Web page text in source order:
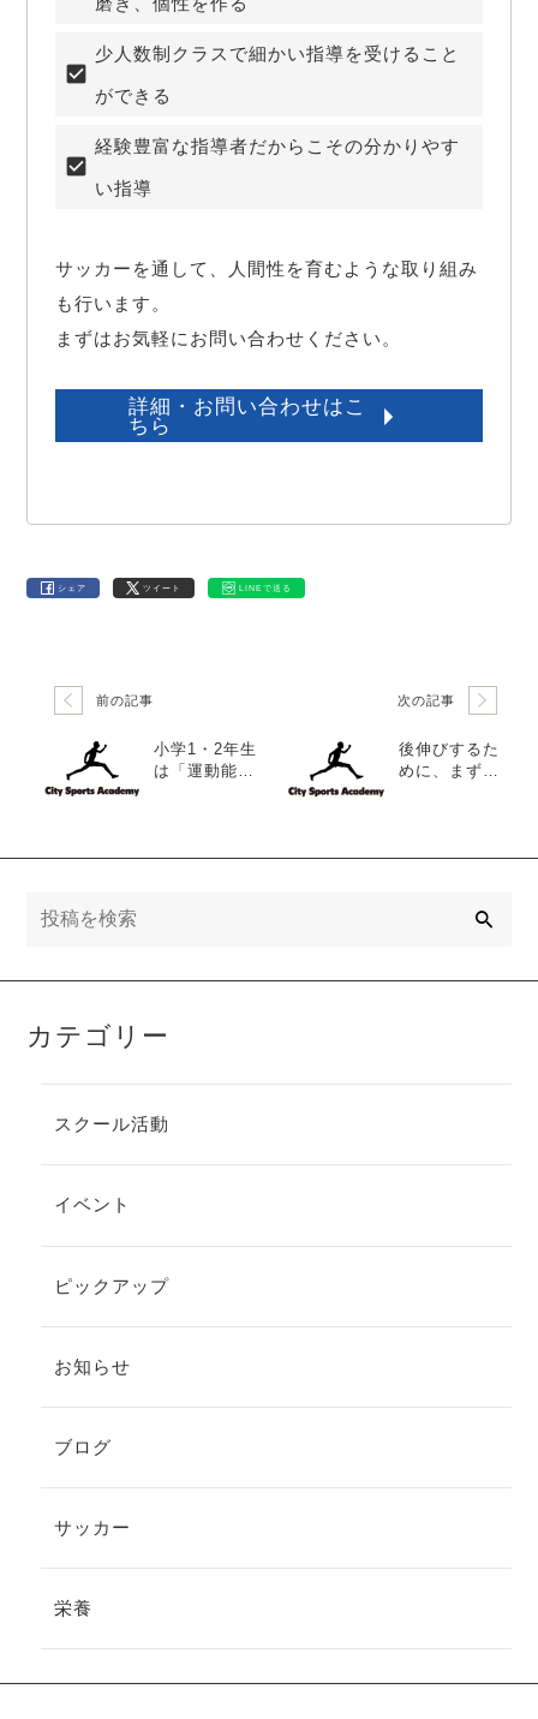
少人数制クラスで細かい指導を受けること
ができる
経験豊富な指導者だからこその分かりやす
い指導
サッカーを通して、人間性を育むような取り組み
も行います。
まずはお気軽にお問い合わせください。
詳細・お問い合わせはこ
ちら
シェア ツイート LINEで送る
前の記事
小学1・2年生
は「運動能力
次の記事
後伸びするた
めに、まず育
カテゴリー
スクール活動
イベント
ピックアップ
お知らせ
ブログ
サッカー
栄養